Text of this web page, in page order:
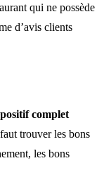
qui ne possède
d’avis clients
complet
trouver les bons
les bons